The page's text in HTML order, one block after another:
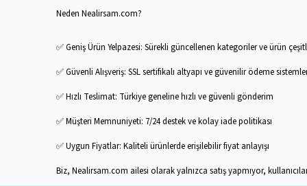
Neden Nealirsam.com?
✅ Geniş Ürün Yelpazesi: Sürekli güncellenen kategoriler ve ürün
✅ Güvenli Alışveriş: SSL sertifikalı altyapı ve güvenilir ödeme
✅ Hızlı Teslimat: Türkiye geneline hızlı ve güvenli gönderim
✅ Müşteri Memnuniyeti: 7/24 destek ve kolay iade politikası
✅ Uygun Fiyatlar: Kaliteli ürünlerde erişilebilir fiyat anlayışı
Biz, Nealirsam.com ailesi olarak yalnızca satış yapmıyor,